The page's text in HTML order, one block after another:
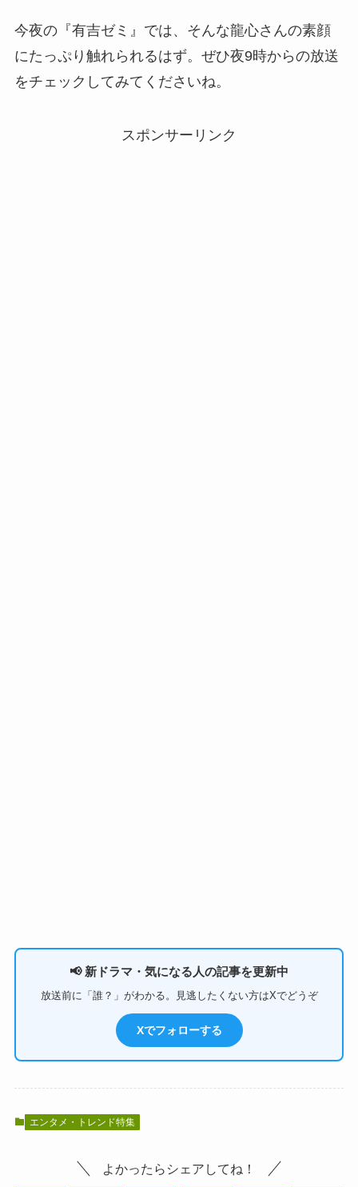
今夜の『有吉ゼミ』では、そんな龍心さんの素顔
にたっぷり触れられるはず。ぜひ夜9時からの放送
をチェックしてみてくださいね。
スポンサーリンク
📢 新ドラマ・気になる人の記事を更新中
放送前に「誰？」がわかる。見逃したくない方はXでどうぞ
Xでフォローする
エンタメ・トレンド特集
よかったらシェアしてね！